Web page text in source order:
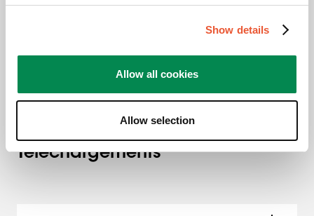
Show details
Allow all cookies
Allow selection
Inclinaison jusqu'à 20°
Distance max. au sol - centre écran (mm) 1900
Téléchargements